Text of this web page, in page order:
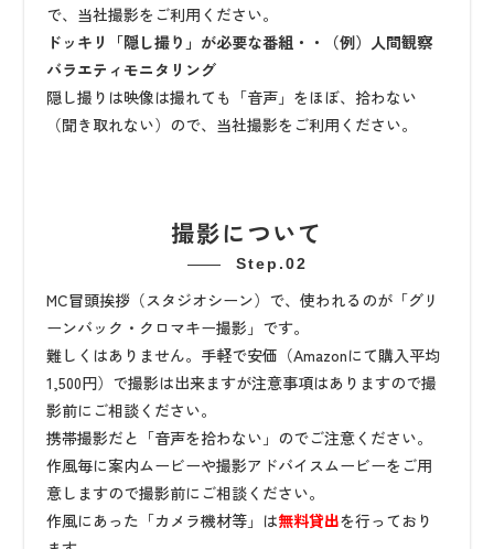
で、当社撮影をご利用ください。
ドッキリ「隠し撮り」が必要な番組・・（例）人間観察
バラエティモニタリング
隠し撮りは映像は撮れても「音声」をほぼ、拾わない
（聞き取れない）ので、当社撮影をご利用ください。
撮影について
Step.02
MC冒頭挨拶（スタジオシーン）で、使われるのが「グリ
ーンバック・クロマキー撮影」です。
難しくはありません。手軽で安価（Amazonにて購入平均
1,500円）で撮影は出来ますが注意事項はありますので撮
影前にご相談ください。
携帯撮影だと「音声を拾わない」のでご注意ください。
作風毎に案内ムービーや撮影アドバイスムービーをご用
意しますので撮影前にご相談ください。
作風にあった「カメラ機材等」は無料貸出を行っており